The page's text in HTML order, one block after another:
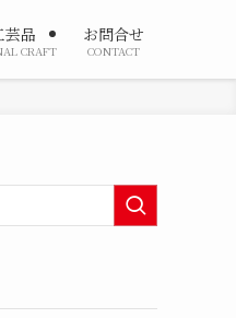
芸品
CRAFT
お問合せ
CONTACT